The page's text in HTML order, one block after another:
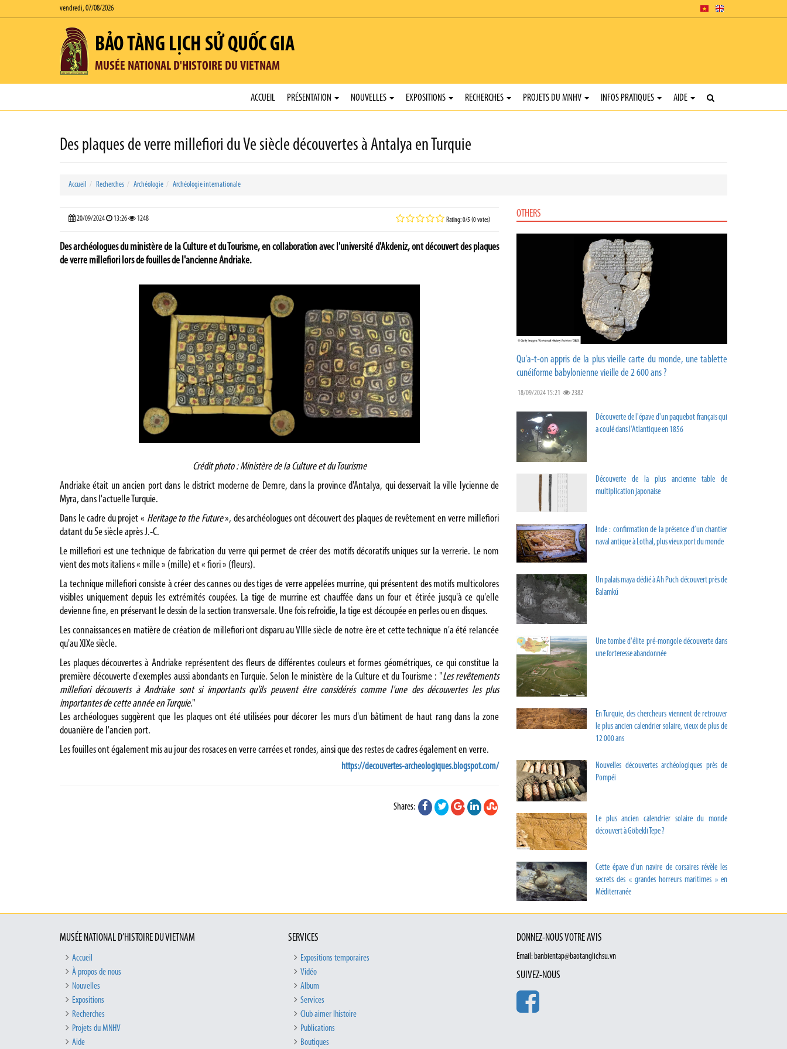
vendredi, 07/08/2026
BẢO TÀNG LỊCH SỬ QUỐC GIA
MUSÉE NATIONAL D'HISTOIRE DU VIETNAM
ACCUEIL PRÉSENTATION NOUVELLES EXPOSITIONS RECHERCHES PROJETS DU MNHV INFOS PRATIQUES AIDE
Des plaques de verre millefiori du Ve siècle découvertes à Antalya en Turquie
Accueil Recherches Archéologie Archéologie internationale
20/09/2024 13:26 1248 Rating: 0/5 (0 votes)
Des archéologues du ministère de la Culture et du Tourisme, en collaboration avec l'université d'Akdeniz, ont découvert des plaques
de verre millefiori lors de fouilles de l'ancienneAndriake.
Crédit photo : Ministère de la Culture et du Tourisme
Andriake était un ancien port dans le district moderne de Demre, dans la province d'Antalya, qui desservait la ville lycienne de
Myra, dans l'actuelle Turquie.
Dans le cadre du projet « Heritage to the Future», des archéologues ont découvert des plaques de revêtement en verre millefiori
datant du 5e siècle après J.-C.
Le millefiori est une technique de fabrication du verre qui permet de créer des motifs décoratifs uniques sur la verrerie. Le nom
vient des mots italiens « mille » (mille) et « fiori » (fleurs).
La technique millefiori consiste à créer des cannes ou des tiges de verre appelées murrine, qui présentent des motifs multicolores
visibles uniquement depuis les extrémités coupées. La tige de murrine est chauffée dans un four et étirée jusqu'à ce qu'elle
devienne fine, en préservant le dessin de la section transversale. Une fois refroidie, la tige est découpée en perles ou en disques.
Les connaissances en matière de création de millefiori ont disparu au VIIIe siècle de notre ère et cette technique n'a été relancée
qu'au XIXe siècle.
Les plaques découvertes à Andriake représentent des fleurs de différentes couleurs et formes géométriques, ce qui constitue la
première découverte d'exemples aussi abondants en Turquie. Selon le ministère de la Culture et du Tourisme : "Les revêtements
millefiori découverts à Andriake sont si importants qu'ils peuvent être considérés comme l'une des découvertes les plus
importantes de cette année en Turquie."
Les archéologues suggèrent que les plaques ont été utilisées pour décorer les murs d'un bâtiment de haut rang dans la zone
douanière de l'ancien port.
Les fouilles ont également mis au jour des rosaces en verre carrées et rondes, ainsi que des restes de cadres également en verre.
https://decouvertes-archeologiques.blogspot.com/
Shares:
OTHERS
Qu'a-t-on appris de la plus vieille carte du monde, une tablette
cunéiforme babylonienne vieille de 2 600 ans ?
18/09/2024 15:21 2382
Découverte de l'épave d'un paquebot français qui
a coulé dans l'Atlantique en 1856
Découverte de la plus ancienne table de
multiplication japonaise
Inde : confirmation de la présence d’un chantier
naval antique à Lothal, plus vieux port du monde
Un palais maya dédié à Ah Puch découvert près de
Balamkú
Une tombe d'élite pré-mongole découverte dans
une forteresse abandonnée
En Turquie, des chercheurs viennent de retrouver
le plus ancien calendrier solaire, vieux de plus de
12 000 ans
Nouvelles découvertes archéologiques près de
Pompéi
Le plus ancien calendrier solaire du monde
découvert à Göbekli Tepe ?
Cette épave d’un navire de corsaires révèle les
secrets des « grandes horreurs maritimes » en
Méditerranée
MUSÉE NATIONAL D’HISTOIRE DU VIETNAM
Accueil
À propos de nous
Nouvelles
Expositions
Recherches
Projets du MNHV
Aide
SERVICES
Expositions temporaires
Vidéo
Album
Services
Club aimer lhistoire
Publications
Boutiques
DONNEZ-NOUS VOTRE AVIS
Email: banbientap@baotanglichsu.vn
SUIVEZ-NOUS